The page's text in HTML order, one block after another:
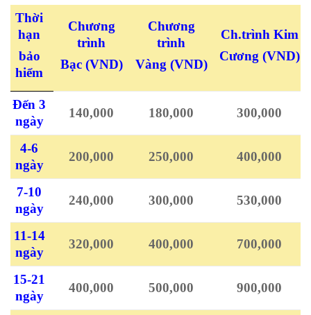
Thời
hạn
bảo
hiểm
Chương
trình
Bạc (VND)
Chương
trình
Vàng (VND)
Ch.trình Kim
Cương (VND)
Đến 3
ngày
140,000 180,000 300,000
4-6
ngày
200,000 250,000 400,000
7-10
ngày
240,000 300,000 530,000
11-14
ngày
320,000 400,000 700,000
15-21
ngày
400,000 500,000 900,000